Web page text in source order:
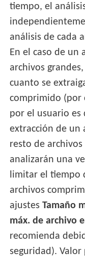
tiempo, el
análisis de cada
En el caso de un
archivos
cuanto se
comprimido (por
por el usuario es
extracción de un
resto de
analizarán una
limitar el tiempo
archivos
ajustesTamaño
máx. de archivo
recomienda
seguridad).